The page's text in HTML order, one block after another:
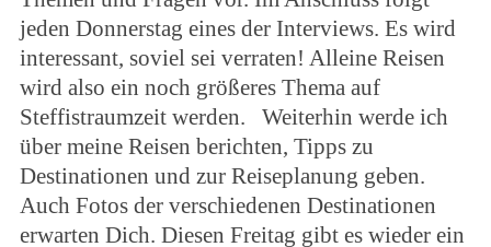
jeden Donnerstag eines der Interviews. Es wird
interessant, soviel sei verraten! Alleine Reisen
wird also ein noch größeres Thema auf
Steffistraumzeit werden. Weiterhin werde ich
über meine Reisen berichten, Tipps zu
Destinationen und zur Reiseplanung geben.
Auch Fotos der verschiedenen Destinationen
erwarten Dich. Diesen Freitag gibt es wieder ein